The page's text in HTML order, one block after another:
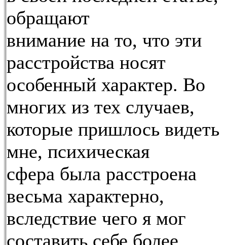
обращают
внимание на то, что эти
расстройства носят
особенный характер. Во
многих из тех случаев,
которые пришлось видеть
мне, психическая
сфера была расстроена
весьма характерно,
вследствие чего я мог
составить себе более